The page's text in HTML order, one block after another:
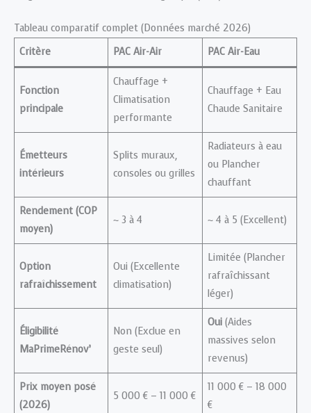
Tableau comparatif complet (Données marché 2026)
Critère
PAC Air-Air PAC Air-Eau
Fonction
principale
Chauffage +
Climatisation
performante
Chauffage + Eau
Chaude Sanitaire
Émetteurs
intérieurs
Splits muraux,
consoles ou grilles
Radiateurs à eau
ou Plancher
chauffant
Rendement (COP
moyen)
~ 3 à 4 ~ 4 à 5 (Excellent)
Option
rafraîchissement
Oui (Excellente
climatisation)
Limitée (Plancher
rafraîchissant
léger)
Éligibilité
MaPrimeRénov’
Non (Exclue en
geste seul)
Oui (Aides
massives selon
revenus)
Prix moyen posé
(2026)
5 000 € – 11 000 €
11 000 € – 18 000
€